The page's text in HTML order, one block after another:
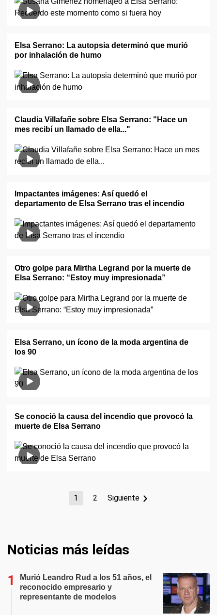
Elsa Serrano: La autopsia determinó que murió
por inhalación de humo
Claudia Villafañe sobre Elsa Serrano: "Hace un
mes recibí un llamado de ella..."
Impactantes imágenes: Así quedó el
departamento de Elsa Serrano tras el incendio
Otro golpe para Mirtha Legrand por la muerte de
Elsa Serrano: “Estoy muy impresionada”
Elsa Serrano, un ícono de la moda argentina de
los 90
Se conoció la causa del incendio que provocó la
muerte de Elsa Serrano
1 2 Siguiente
Noticias más leídas
Murió Leandro Rud a los 51 años, el
reconocido empresario y
representante de modelos